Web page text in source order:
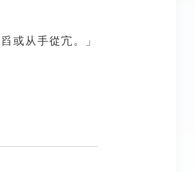
或从手從宂。」